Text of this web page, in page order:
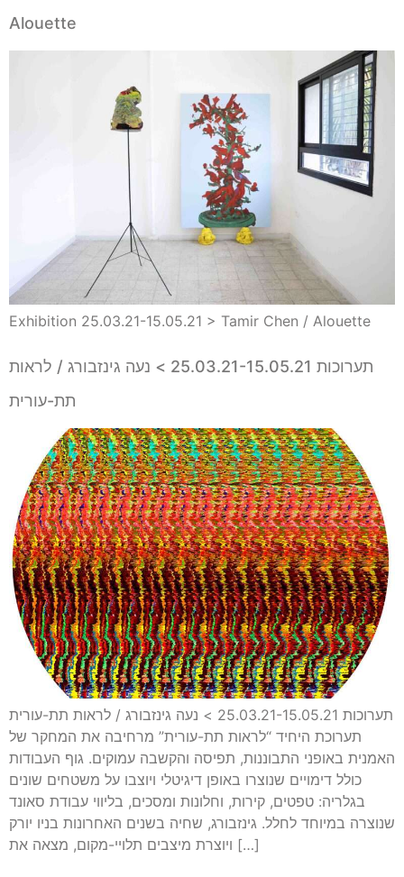
Alouette
Exhibition 25.03.21-15.05.21 > Tamir Chen / Alouette
תערוכות 25.03.21-15.05.21 > נעה גינזבורג / לראות
תת-עורית
תערוכות 25.03.21-15.05.21 > נעה גינזבורג / לראות תת-עורית
תערוכת היחיד “לראות תת-עורית” מרחיבה את המחקר של
האמנית באופני התבוננות, תפיסה והקשבה עמוקים. גוף העבודות
כולל דימויים שנוצרו באופן דיגיטלי ויוצבו על משטחים שונים
בגלריה: טפטים, קירות, וחלונות ומסכים, בליווי עבודת סאונד
שנוצרה במיוחד לחלל. גינזבורג, שחיה בשנים האחרונות בניו יורק
ויוצרת מיצבים תלויי-מקום, מצאה את […]